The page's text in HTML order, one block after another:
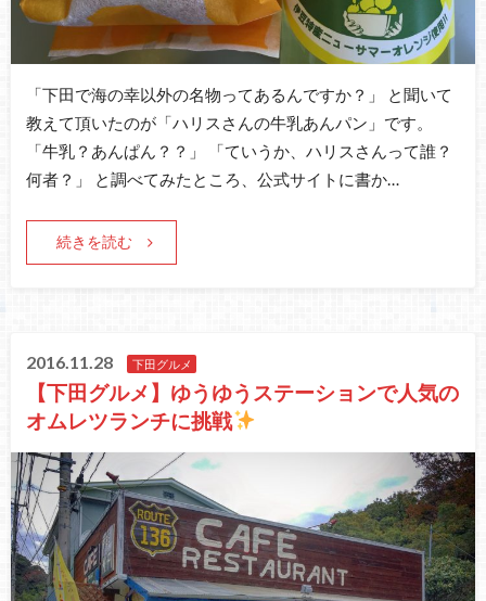
「下田で海の幸以外の名物ってあるんですか？」 と聞いて
教えて頂いたのが「ハリスさんの牛乳あんパン」です。
「牛乳？あんぱん？？」 「ていうか、ハリスさんって誰？
何者？」 と調べてみたところ、公式サイトに書か…
続きを読む
2016.11.28 下田グルメ
【下田グルメ】ゆうゆうステーションで人気の
オムレツランチに挑戦